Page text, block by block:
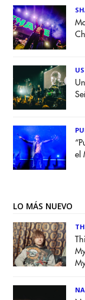
el
LO MÁS NUEVO